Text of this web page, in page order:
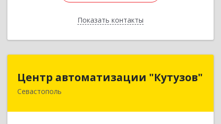
Показать контакты
Назад
Центр автоматизации "Кутузов"
Севастополь
299011, Севастополь г, Генерала Петрова ул,